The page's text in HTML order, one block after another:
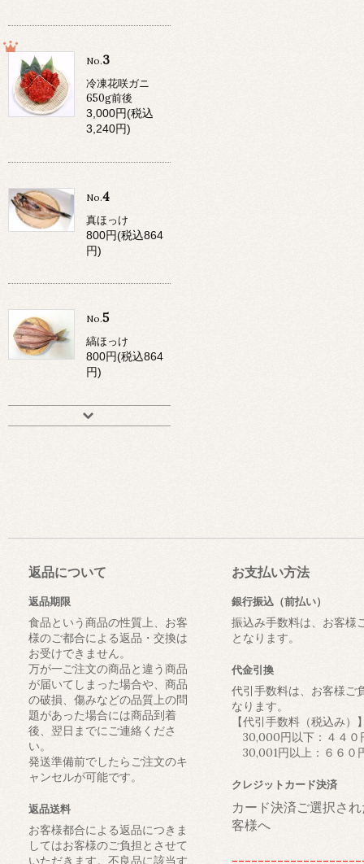
No.3
冷凍花咲ガニ
650g前後
3,000円(税込
3,240円)
No.4
真ほっけ
800円(税込864
円)
No.5
縞ほっけ
800円(税込864
円)
返品について
返品期限
食品という商品の性質上、お客
様のご都合による返品・交換は
お受けできません。
万が一ご注文の商品と違う商品
が届いてしまった場合や、商品
の破損、傷みなどの品質上の問
題があった場合には商品到着
後、翌日までにご連絡くださ
い。
発送準備前でしたらご注文のキ
ャンセルが可能です。
返品送料
お客様都合による返品につきま
してはお客様のご負担とさせて
いただきます。不良品に該当す
お支払い方法
銀行振込（前払い）
振込み手数料は、お客様
となります。
代金引換
代引手数料は、お客様ご
なります。
【代引手数料（税込み）
30,000円以下：４４０
30,001円以上：６６０
クレジットカード決済
カード決済ご選択さ
客様へ